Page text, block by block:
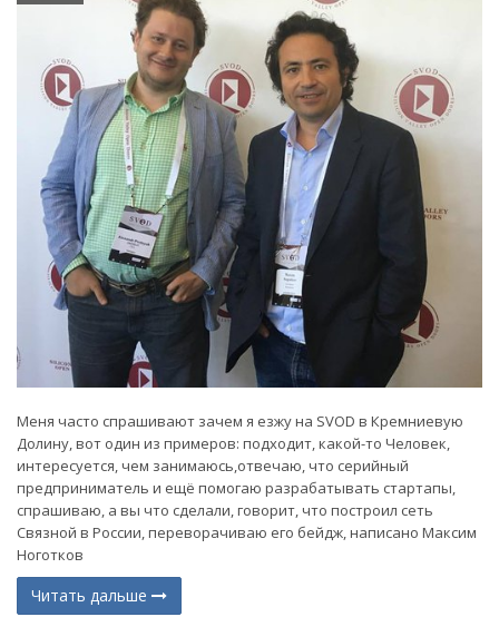
Меня часто спрашивают зачем я езжу на SVOD в Кремниевую
Долину, вот один из примеров: подходит, какой-то Человек,
интересуется, чем занимаюсь,отвечаю, что серийный
предприниматель и ещё помогаю разрабатывать стартапы,
спрашиваю, а вы что сделали, говорит, что построил сеть
Связной в России, переворачиваю его бейдж, написано Максим
Ноготков
Читать дальше